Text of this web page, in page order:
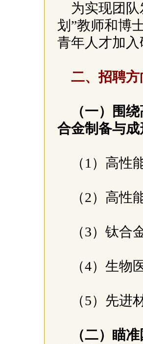
为实现团
划”教师和博
青年人才加入
二、招聘方
（一）围
合金制备与
（1）高
（2）高
（3）钛
（4）生
（5）先
（二）瞄